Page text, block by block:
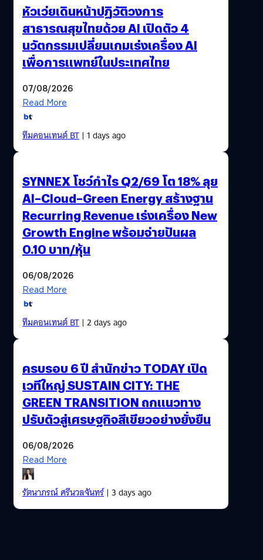
หัวเว่ยเดินหน้าปฏิวัติวงการ
สาธารณสุขไทยด้วย AI เปิดตัว 4
นวัตกรรมเปลี่ยนเกมเร่งเครื่อง AI
เพื่อการแพทย์ในประเทศไทย
07/08/2026
Read More
ทีมคอนเทนต์ BT| 1 days ago
SYNNEX โชว์กำไร Q2/69 โต 18% ลุย
AI–Cloud–Green Energy สร้างฐาน
Recurring Revenue เร่งเครื่อง New
Growth Engine พร้อมจ่ายปันผล
0.10 บาท/หุ้น
06/08/2026
Read More
ทีมคอนเทนต์ BT| 2 days ago
ครบรอบ 6 ปี สำนักข่าว TODAY เปิด
เวทีใหญ่ SUSTAIN CITY: THE
GREEN TRANSITION ถกแนวทาง
ปรับตัวสู่เศรษฐกิจสีเขียวอย่างยั่งยืน
06/08/2026
Read More
รัตนาภรณ์ ศรีนวลจันทร์| 3 days ago